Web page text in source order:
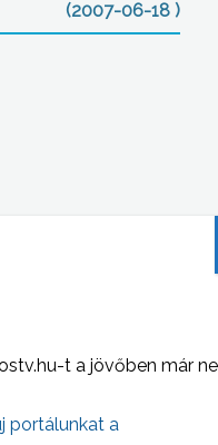
(2007-06-18 )
a gyöngyösi
intézkedniük
t a jövőben már
portálunkat a